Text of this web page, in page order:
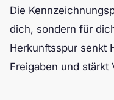
Die
dich, sondern für
Herkunftsspur senkt
Freigaben und stärkt